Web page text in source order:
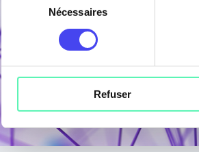
consentement
Nécessaires
Refuser